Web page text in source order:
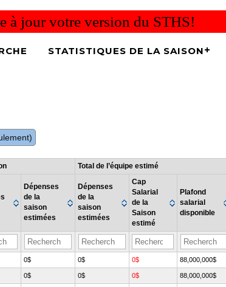
à jour votre version du STHS!
STATISTIQUES DE LA SAISON
Total de l’équipe estimé
Dépenses
de la
saison
estimées
Dépenses
de la
saison
estimées
Cap
Salarial
de la
Saison
estimé
Plafond
salarial
disponible
0$ 0$ 0$ 88,000,000$
0$ 0$ 0$ 88,000,000$